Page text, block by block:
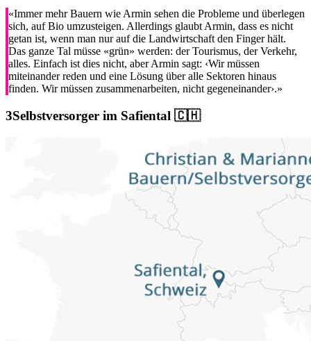
«Immer mehr Bauern wie Armin sehen die Probleme und überlegen
sich, auf Bio umzusteigen. Allerdings glaubt Armin, dass es nicht
getan ist, wenn man nur auf die Landwirtschaft den Finger hält.
Das ganze Tal müsse «grün» werden: der Tourismus, der Verkehr,
alles. Einfach ist dies nicht, aber Armin sagt: ‹Wir müssen
miteinander reden und eine Lösung über alle Sektoren hinaus
finden. Wir müssen zusammenarbeiten, nicht gegeneinander›.»
Selbstversorger im Safiental 🇨🇭